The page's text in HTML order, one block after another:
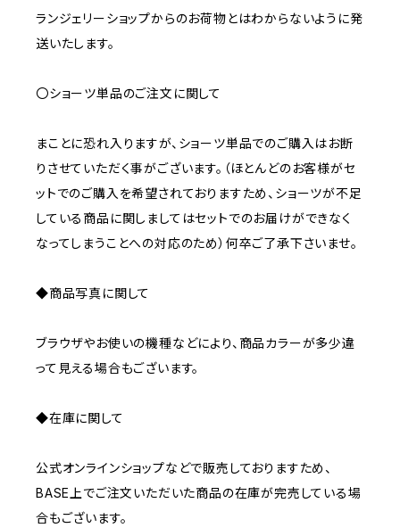
ランジェリーショップからのお荷物とはわからないように発
送いたします。
〇ショーツ単品のご注文に関して
まことに恐れ入りますが、ショーツ単品でのご購入はお断
りさせていただく事がございます。（ほとんどのお客様がセ
ットでのご購入を希望されておりますため、ショーツが不足
している商品に関しましてはセットでのお届けができなく
なってしまうことへの対応のため）何卒ご了承下さいませ。
◆商品写真に関して
ブラウザやお使いの機種などにより、商品カラーが多少違
って見える場合もございます。
◆在庫に関して
公式オンラインショップなどで販売しておりますため、
BASE上でご注文いただいた商品の在庫が完売している場
合もございます。